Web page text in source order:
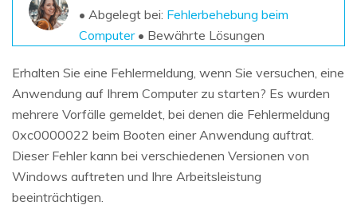
• Abgelegt bei: Fehlerbehebung beim
Computer• Bewährte Lösungen
Erhalten Sie eine Fehlermeldung, wenn Sie versuchen, eine
Anwendung auf Ihrem Computer zu starten? Es wurden
mehrere Vorfälle gemeldet, bei denen die Fehlermeldung
0xc0000022 beim Booten einer Anwendung auftrat.
Dieser Fehler kann bei verschiedenen Versionen von
Windows auftreten und Ihre Arbeitsleistung
beeinträchtigen.